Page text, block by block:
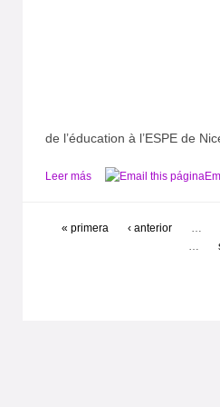
de l’éducation à l’ESPE de
Leer más
« primera ‹ anterior
…
…